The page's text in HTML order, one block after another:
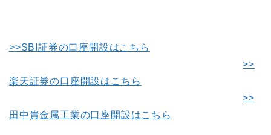
>>SBI証券の口座開設はこちら
>>
楽天証券の口座開設はこちら
>>
田中貴金属工業の口座開設はこちら